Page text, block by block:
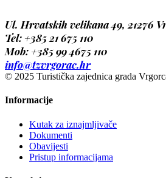
Ul. Hrvatskih velikana 49, 21276
Tel: +385 21675 110
Mob: +385 99 4675 110
info@tzvrgorac.hr
© 2025 Turistička zajednica grada
Informacije
Kutak za iznajmljivače
Dokumenti
Obavijesti
Pristup informacijama